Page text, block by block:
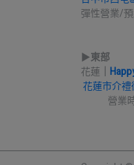
彈性營業/
▶︎東部
花蓮
花蓮市介
營業時
Sun